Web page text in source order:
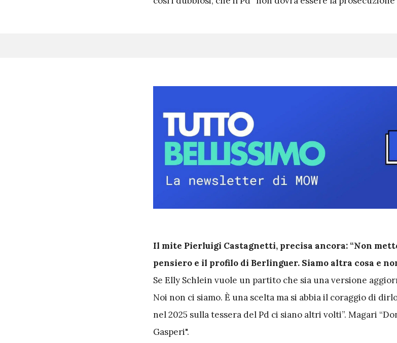
Il mite Pierluigi Castagnetti, precisa ancora: “Non
pensiero e il profilo di Berlinguer. Siamo altra cosa e
Se Elly Schlein vuole un partito che sia una versione
Noi non ci siamo. È una scelta ma si abbia il coraggio di
nel 2025 sulla tessera del Pd ci siano altri volti”. Magari
Gasperi".